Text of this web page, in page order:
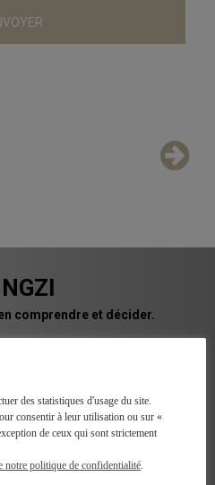
comprendre et décider.
à une analyse factuelle
du marché, et sans arrière
ni conseil ni placement.
votre route, pour vous
plus faciles et plus
sereins.
des statistiques d'usage du site.
consentir à leur utilisation ou sur «
de ceux qui sont strictement
notre politique de confidentialité